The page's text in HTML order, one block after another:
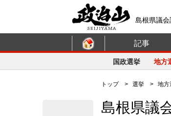
島根県議
記事
国政選挙 地方
トップ> 選挙 > 地方
島根県議